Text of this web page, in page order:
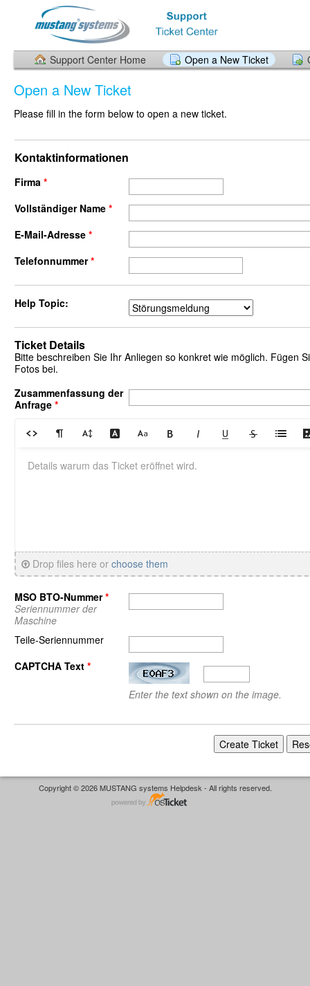
Support Center Home Open a New Ticket
Open a New Ticket
Please fill in the form below to open a new ticket.
Kontaktinformationen
Firma *
Vollständiger Name *
E-Mail-Adresse *
Telefonnummer*
Help Topic:
Ticket Details
Bitte beschreiben Sie Ihr Anliegen so konkret wie möglich. Fügen
Fotos bei.
Zusammenfassung der
Anfrage *
Drop files here or choose them
MSO BTO-Nummer*
Seriennummer der
Maschine
Teile-Seriennummer
CAPTCHA Text *
Enter the text shown on the image.
Copyright © 2026 MUSTANG systems Helpdesk - All rights reserved.